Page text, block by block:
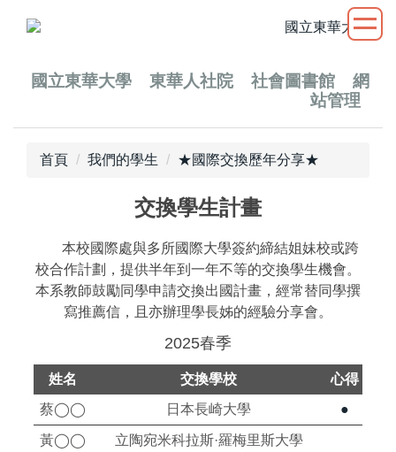
國立東華大學 東華人社院 社會圖書館
網
站管理
首頁 我們的學生 ★國際交換歷年分享★
交換學生計畫
本校國際處與多所國際大學簽約締結姐妹校或跨
校合作計劃，提供半年到一年不等的交換學生機會。
本系教師鼓勵同學申請交換出國計畫，經常替同學撰
寫推薦信，且亦辦理學長姊的經驗分享會。
2025春季
姓名 交換學校
心得
蔡◯◯
日本長崎大學 ●
黃◯◯ 立陶宛米科拉斯·羅梅里斯大學